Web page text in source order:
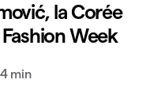
la Corée
Week
4 min